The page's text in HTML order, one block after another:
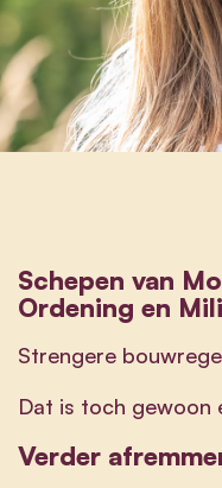
Schepen van
Ordening en
Strengere
Dat is toch gewoon
Verder